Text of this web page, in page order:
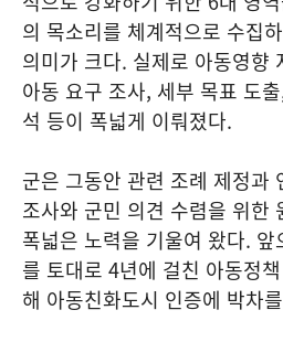
의 목소리를 체계적으로 수집
의미가 크다. 실제로 아동영향
아동 요구 조사, 세부 목표 도
석 등이 폭넓게 이뤄졌다.
군은 그동안 관련 조례 제정과
조사와 군민 의견 수렴을 위한
폭넓은 노력을 기울여 왔다.
를 토대로 4년에 걸친 아동정
해 아동친화도시 인증에 박차